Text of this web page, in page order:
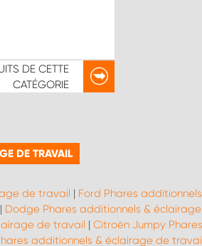
DE CETTE
CATÉGORIE
DE TRAVAIL
de travail | Ford Phares
| Dodge Phares additionnels &
de travail | Citroën Jumpy
additionnels & éclairage de